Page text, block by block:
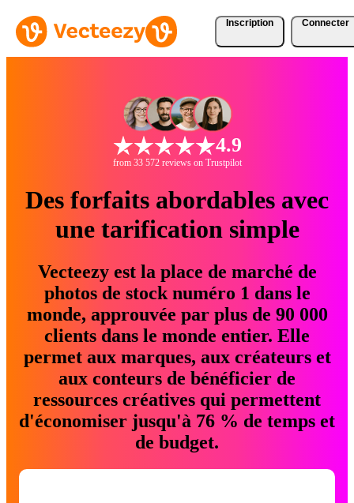
Inscription Connecter
4.9
from 33 572 reviews on Trustpilot
Des forfaits abordables avec
une tarification simple
Vecteezy est la place de marché de
photos de stock numéro 1 dans le
monde, approuvée par plus de 90 000
clients dans le monde entier. Elle
permet aux marques, aux créateurs et
aux conteurs de bénéficier de
ressources créatives qui permettent
d'économiser jusqu'à 76 % de temps et
de budget.